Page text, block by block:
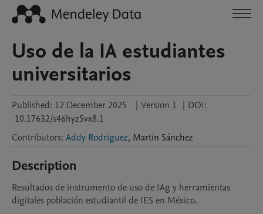
Uso de la IA estudiantes
universitarios
Published: 12 December 2025 | Version 1 | DOI:
10.17632/s46hyz5vx8.1
Contributors: Addy Rodríguez, Martin Sánchez
Description
Resultados de instrumento de uso de IAg y herramientas
digitales población estudiantil de IES en México.